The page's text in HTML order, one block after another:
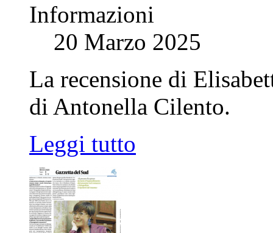
Informazioni
20 Marzo 2025
La recensione di
di Antonella Cilento.
Leggi tutto